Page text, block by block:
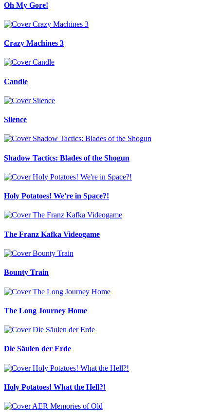
Oh My Gore!
Crazy Machines 3
Candle
Silence
Shadow Tactics: Blades of the Shogun
Holy Potatoes! We're in Space?!
The Franz Kafka Videogame
Bounty Train
The Long Journey Home
Die Säulen der Erde
Holy Potatoes! What the Hell?!